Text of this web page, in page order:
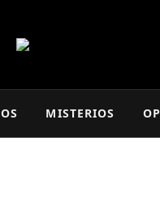
MISTERIOS